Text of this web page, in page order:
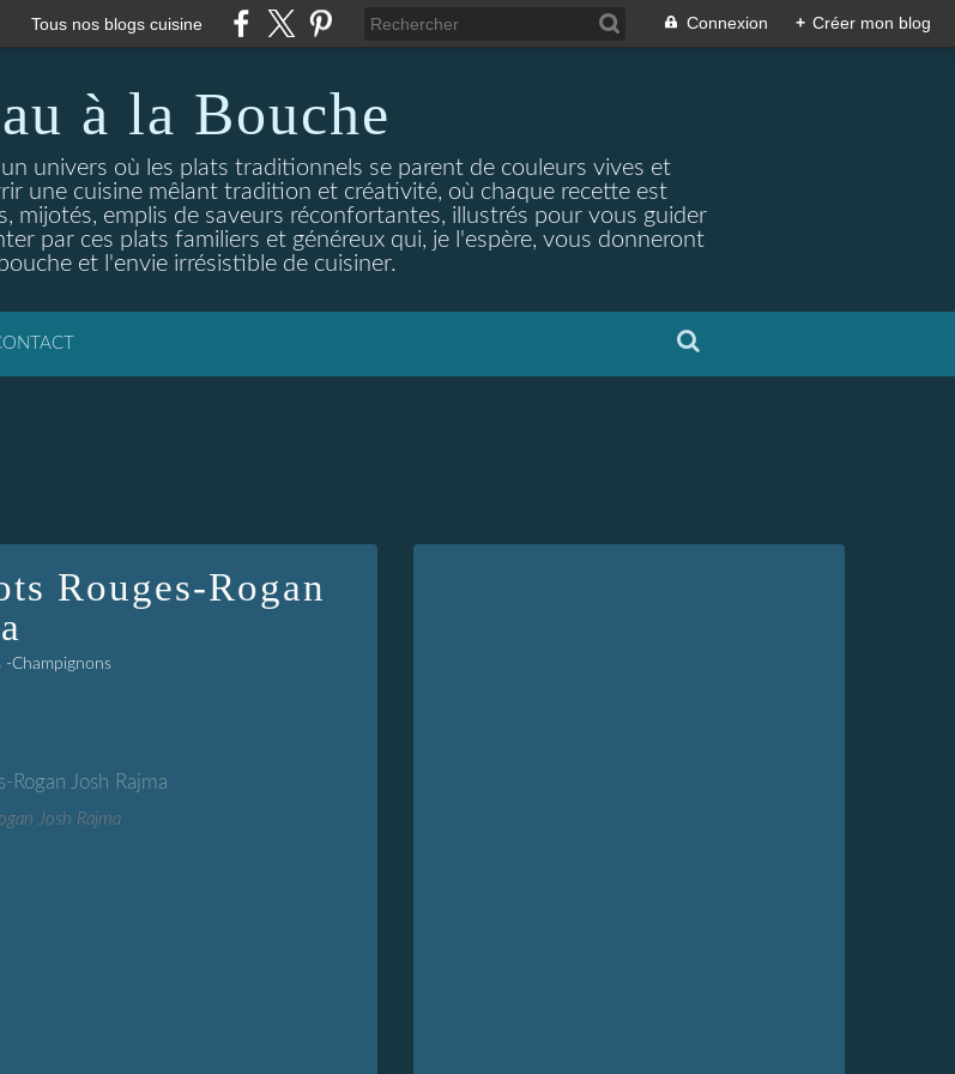
Tous nos blogs cuisine Connexion + Créer mon blog
à la Bouche
univers où les plats traditionnels se parent de couleurs vives et
une cuisine mêlant tradition et créativité, où chaque recette est
mijotés, emplis de saveurs réconfortantes, illustrés pour vous guider
par ces plats familiers et généreux qui, je l'espère, vous donneront
et l'envie irrésistible de cuisiner.
Rouges-Rogan
-Champignons
Josh Rajma